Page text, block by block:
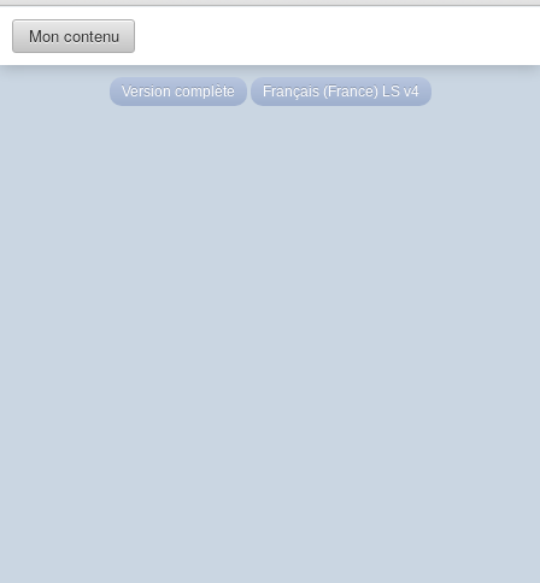
Mon contenu
Version complète Français (France) LS v4